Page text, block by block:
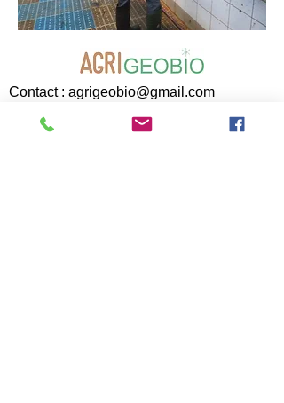
Contact : agrigeobio@gmail.com
AGRIGEOBIO est une association de loi